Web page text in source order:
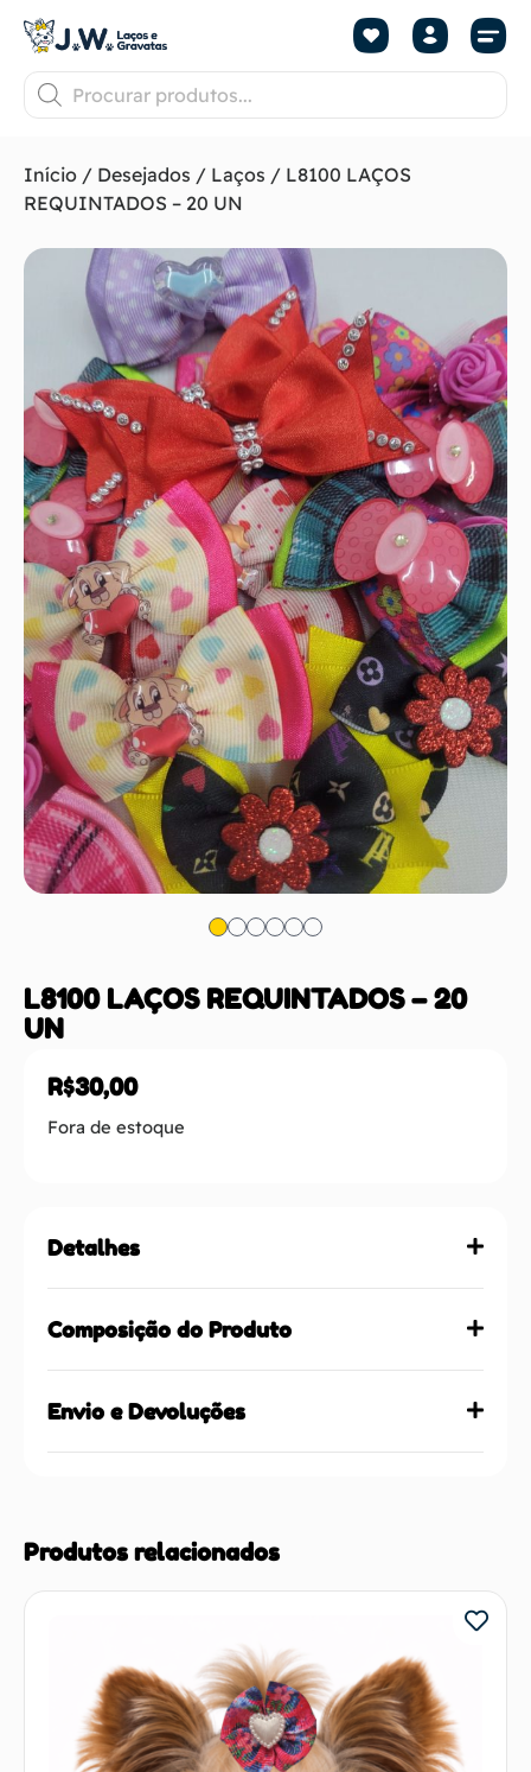
Início / Desejados / Laços / L8100 LAÇOS
REQUINTADOS – 20 UN
L8100 LAÇOS REQUINTADOS – 20
UN
R$30,00
Fora de estoque
Detalhes
Composição do Produto
Envio e Devoluções
Produtos relacionados